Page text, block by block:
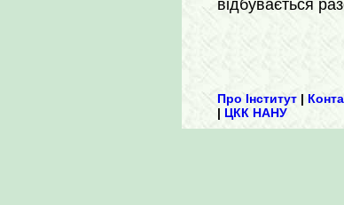
відбувається
Про Інститут |
| ЦКК НАНУ